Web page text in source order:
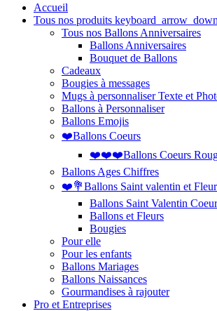
Accueil
Tous nos produits keyboard_arrow_down
Tous nos Ballons Anniversaires
Ballons Anniversaires
Bouquet de Ballons
Cadeaux
Bougies à messages
Mugs à personnaliser Texte et
Ballons à Personnaliser
Ballons Emojis
❤️Ballons Coeurs
❤️❤️❤️Ballons Coeurs
Ballons Ages Chiffres
❤️💐Ballons Saint valentin et
Ballons Saint Valentin
Ballons et Fleurs
Bougies
Pour elle
Pour les enfants
Ballons Mariages
Ballons Naissances
Gourmandises à rajouter
Pro et Entreprises